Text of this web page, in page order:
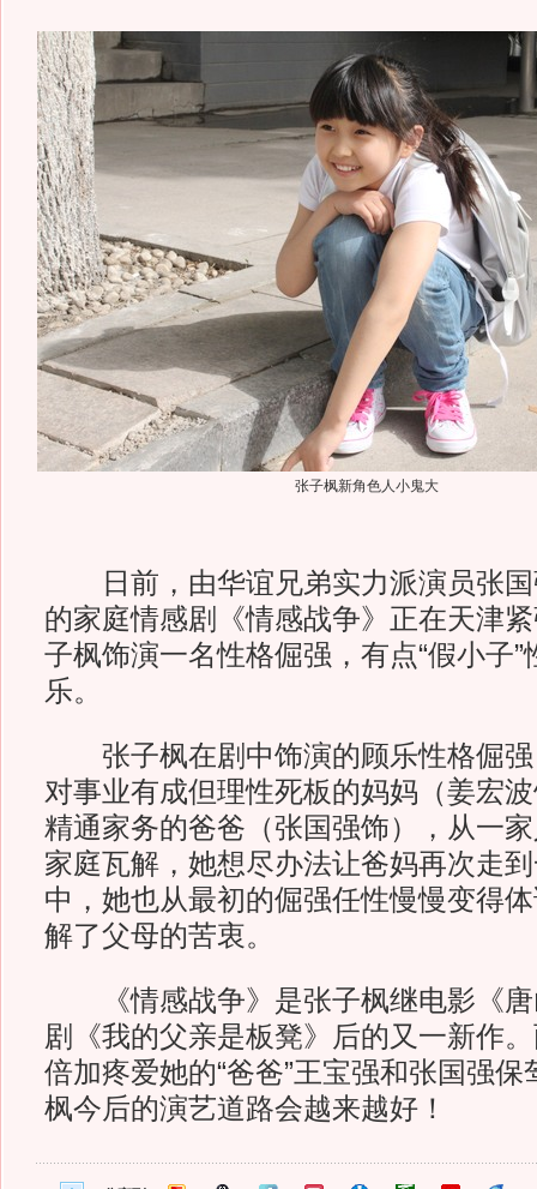
张子枫新角色人小鬼大
日前，由华谊兄弟实力派演员张国
的家庭情感剧《情感战争》正在天津
子枫饰演一名性格倔强，有点“假小子
乐。
张子枫在剧中饰演的顾乐性格倔强
对事业有成但理性死板的妈妈（姜宏
精通家务的爸爸（张国强饰），从一
家庭瓦解，她想尽办法让爸妈再次走
中，她也从最初的倔强任性慢慢变得
解了父母的苦衷。
《情感战争》是张子枫继电影《唐
剧《我的父亲是板凳》后的又一新作
倍加疼爱她的“爸爸”王宝强和张国强
枫今后的演艺道路会越来越好！